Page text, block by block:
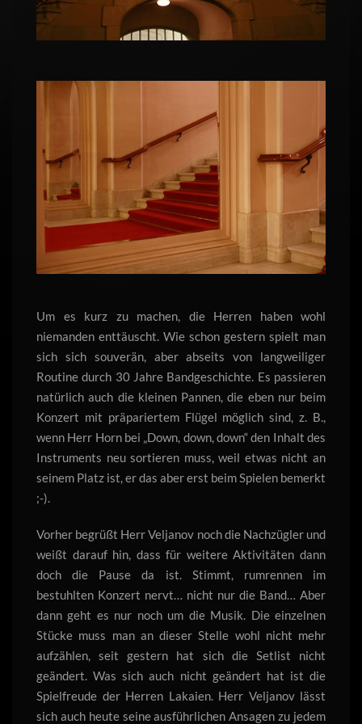
Um es kurz zu machen, die Herren haben wohl
niemanden enttäuscht. Wie schon gestern spielt man
sich sich souverän, aber abseits von langweiliger
Routine durch 30 Jahre Bandgeschichte. Es passieren
natürlich auch die kleinen Pannen, die eben nur beim
Konzert mit präpariertem Flügel möglich sind, z. B.,
wenn Herr Horn bei „Down, down, down“ den Inhalt des
Instruments neu sortieren muss, weil etwas nicht an
seinem Platz ist, er das aber erst beim Spielen bemerkt
;-).
Vorher begrüßt Herr Veljanov noch die Nachzügler und
weißt darauf hin, dass für weitere Aktivitäten dann
doch die Pause da ist. Stimmt, rumrennen im
bestuhlten Konzert nervt… nicht nur die Band… Aber
dann geht es nur noch um die Musik. Die einzelnen
Stücke muss man an dieser Stelle wohl nicht mehr
aufzählen, seit gestern hat sich die Setlist nicht
geändert. Was sich auch nicht geändert hat ist die
Spielfreude der Herren Lakaien. Herr Veljanov lässt
sich auch heute seine ausführlichen Ansagen zu jedem